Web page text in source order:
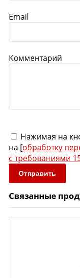
Email
Комментарий
Нажимая на
на [обработку
с требованиями
Отправить
Связанные